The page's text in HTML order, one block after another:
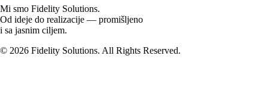
Mi smo Fidelity Solutions.
Od ideje do realizacije — promišljeno
i sa jasnim ciljem.
© 2026 Fidelity Solutions. All Rights Reserved.